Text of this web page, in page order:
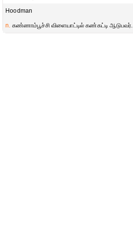
Hoodman
n. கண்ணாம்பூச்சி விளையாட்டில் கண்கட்டி ஆடுபவர்.